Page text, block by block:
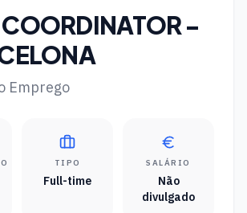
-
Emprego
TIPO
Full-time
SALÁRIO
Não
divulgado